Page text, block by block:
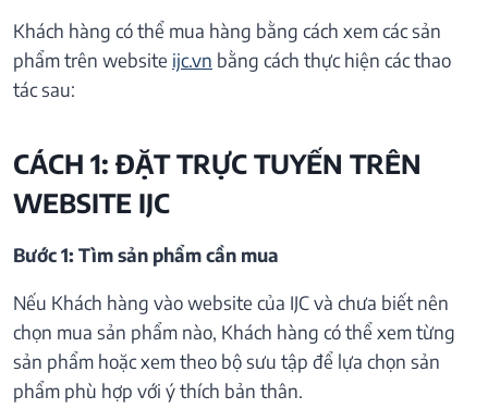
Khách hàng có thể mua hàng bằng cách xem các sản
phẩm trên website ijc.vn bằng cách thực hiện các thao
tác sau:
CÁCH 1: ĐẶT TRỰC TUYẾN TRÊN
WEBSITE IJC
Bước 1: Tìm sản phẩm cần mua
Nếu Khách hàng vào website của IJC và chưa biết nên
chọn mua sản phẩm nào, Khách hàng có thể xem từng
sản phẩm hoặc xem theo bộ sưu tập để lựa chọn sản
phẩm phù hợp với ý thích bản thân.